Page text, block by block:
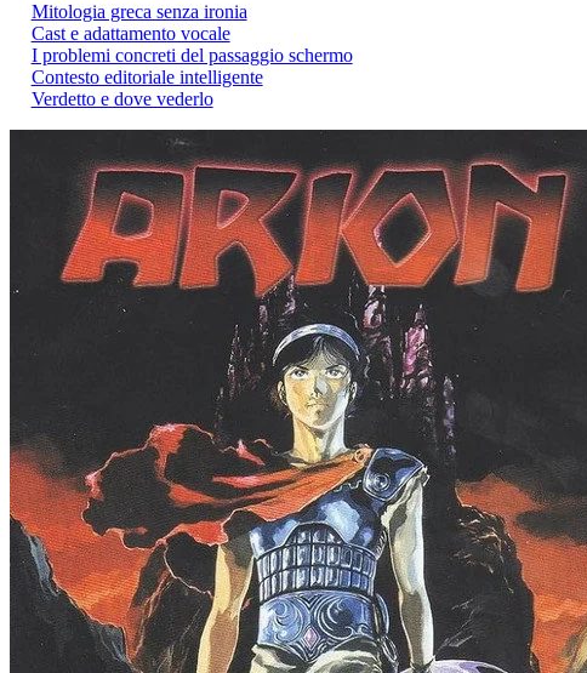
Mitologia greca senza ironia
Cast e adattamento vocale
I problemi concreti del passaggio schermo
Contesto editoriale intelligente
Verdetto e dove vederlo